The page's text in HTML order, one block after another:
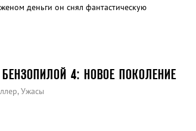
деньги он снял фантастическую
4: НОВОЕ ПОКОЛЕНИЕ
Ужасы